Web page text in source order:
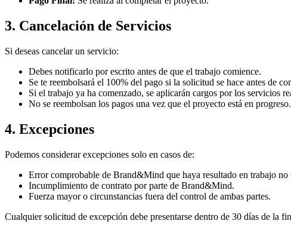
3. Cancelación de Servicios
Si deseas cancelar un servicio:
Debes notificarlo por escrito antes de que el trabajo comience.
Se te reembolsará el 100% del pago si la solicitud se hace antes de
Si el trabajo ya ha comenzado, se aplicarán cargos por los servicios
No se reembolsan los pagos una vez que el proyecto está en progreso.
4. Excepciones
Podemos considerar excepciones solo en casos de:
Error comprobable de Brand&Mind que haya resultado en trabajo no
Incumplimiento de contrato por parte de Brand&Mind.
Fuerza mayor o circunstancias fuera del control de ambas partes.
Cualquier solicitud de excepción debe presentarse dentro de 30 días de la